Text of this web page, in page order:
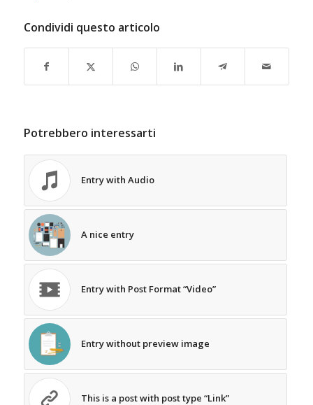
Condividi questo articolo
Potrebbero interessarti
Entry with Audio
A nice entry
Entry with Post Format “Video”
Entry without preview image
This is a post with post type “Link”